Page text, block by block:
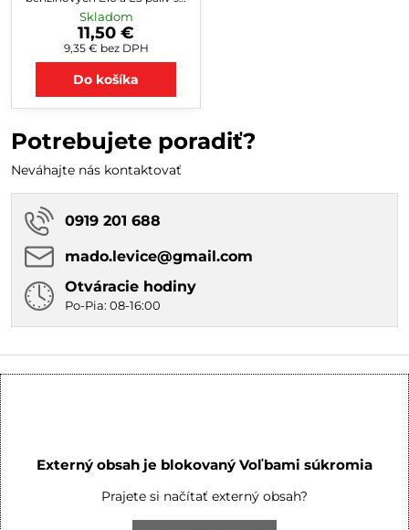
zvýšeným obsahom
biozložiek. Stabilizuje zložku
etanolu a viaže na seba vodu,
čím predchádza tvorbe
kondenzácii a korózii v
palivovom systéme a zároveň
samotného paliva. Napomáha
mazacie schopnosti biopalív.
Spomaľuje usádzanie a
oddeľovanie...
Skladom
11,50 €
9,35 € bez DPH
Do košíka
Potrebujete poradiť?
Neváhajte nás kontaktovať
0919 201 688
mado​.levice​@gmail​.com
Otváracie hodiny
Po-Pia: 08-16:00
Externý obsah je blokovaný Voľbami súkromia
Prajete si načítať externý obsah?